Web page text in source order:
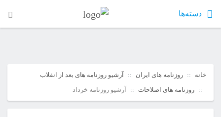
دسته‌ها
خانه روزنامه های ایران
آرشیو روزنامه های بعد از انقلاب
روزنامه های اصلاحات
آرشیو روزنامه خرداد